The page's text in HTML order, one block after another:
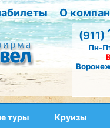
О
(911)
Пн-
туры Круизы